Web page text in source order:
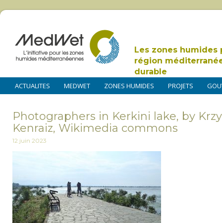
Les zones humides
région
durable
ACTUALITES MEDWET ZONES HUMIDES PROJETS
Photographers in Kerkini lake, by
Kenraiz, Wikimedia commons
12 juin 2023